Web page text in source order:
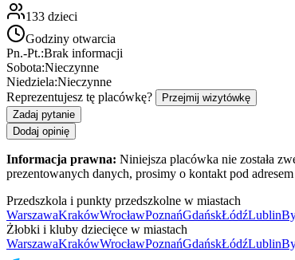
133 dzieci
Godziny otwarcia
Pn.-Pt.:Brak informacji
Sobota:Nieczynne
Niedziela:Nieczynne
Reprezentujesz tę placówkę?
Przejmij wizytówkę
Zadaj pytanie
Dodaj opinię
Informacja prawna: Niniejsza placówka nie została
prezentowanych danych, prosimy o kontakt pod adresem
Przedszkola i punkty przedszkolne w miastach
WarszawaKrakówWrocławPoznańGdańskŁódźLublin
Żłobki i kluby dziecięce w miastach
WarszawaKrakówWrocławPoznańGdańskŁódźLublin